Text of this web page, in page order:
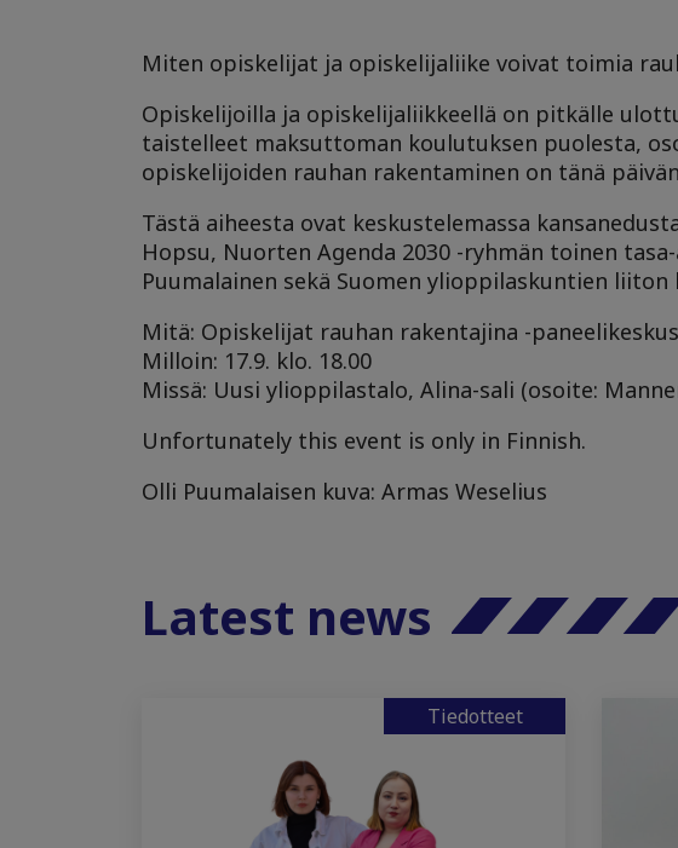
Miten opiskelijat ja opiskelijaliike voivat toimia
Opiskelijoilla ja opiskelijaliikkeellä on pitkälle
taistelleet maksuttoman koulutuksen puolesta,
opiskelijoiden rauhan rakentaminen on tänä
Tästä aiheesta ovat keskustelemassa
Hopsu, Nuorten Agenda 2030 -ryhmän toinen
Puumalainen sekä Suomen ylioppilaskuntien
Mitä: Opiskelijat rauhan rakentajina -
Milloin: 17.9. klo. 18.00
Missä: Uusi ylioppilastalo, Alina-sali (osoite:
Unfortunately this event is only in Finnish.
Olli Puumalaisen kuva: Armas Weselius
Latest news
Tiedotteet